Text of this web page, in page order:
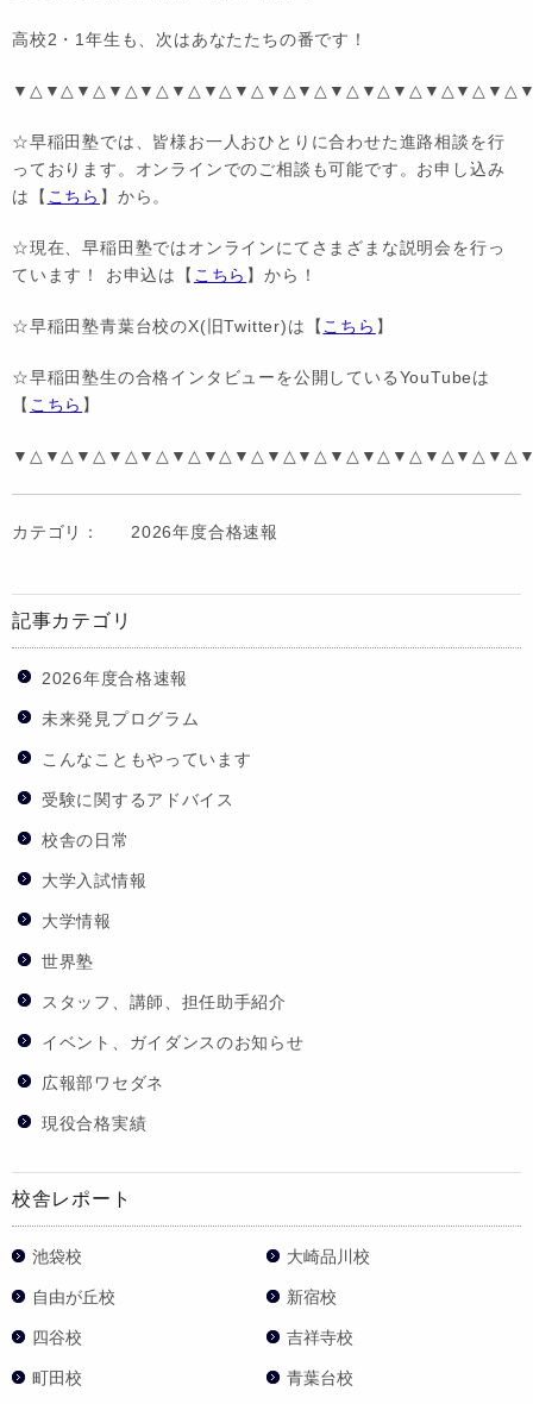
高校2・1年生も、次はあなたたちの番です！
☆早稲田塾では、皆様お一人おひとりに合わせた進路相談を行
っております。オンラインでのご相談も可能です。お申し込み
は【 こちら 】から。
☆現在、早稲田塾ではオンラインにてさまざまな説明会を行っ
ています！ お申込は【 こちら 】から！
☆早稲田塾青葉台校のX(旧Twitter)は【 こちら 】
☆早稲田塾生の合格インタビューを公開しているYouTubeは
【 こちら 】
カテゴリ： 2026年度合格速報
記事カテゴリ
2026年度合格速報
未来発見プログラム
こんなこともやっています
受験に関するアドバイス
校舎の日常
大学入試情報
大学情報
世界塾
スタッフ、講師、担任助手紹介
イベント、ガイダンスのお知らせ
広報部ワセダネ
現役合格実績
校舎レポート
池袋校 大崎品川校
自由が丘校 新宿校
四谷校 吉祥寺校
町田校 青葉台校